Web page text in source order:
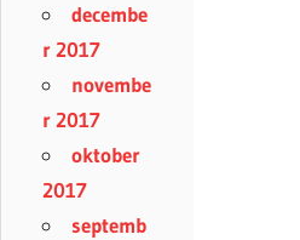
decembe
r 2017
novembe
r 2017
oktober
2017
septemb